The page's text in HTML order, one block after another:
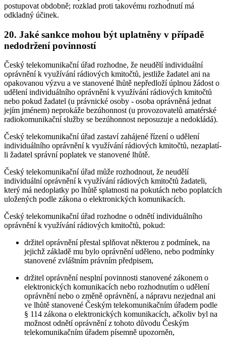
postupovat obdobně; rozklad proti takovému rozhodnutí má
odkladný účinek.
20. Jaké sankce mohou být uplatněny v případě
nedodržení povinností
Český telekomunikační úřad rozhodne, že neudělí individuální
oprávnění k využívání rádiových kmitočtů, jestliže žadatel ani na
opakovanou výzvu a ve stanovené lhůtě nepředloží úplnou žádost o
udělení individuálního oprávnění k využívání rádiových kmitočtů
nebo pokud žadatel (u právnické osoby - osoba oprávněná jednat
jejím jménem) neprokáže bezúhonnost (u provozovatelů amatérské
radiokomunikační služby se bezúhonnost neposuzuje a nedokládá).
Český telekomunikační úřad zastaví zahájené řízení o udělení
individuálního oprávnění k využívání rádiových kmitočtů, nezaplatí-
li žadatel správní poplatek ve stanovené lhůtě.
Český telekomunikační úřad může rozhodnout, že neudělí
individuální oprávnění k využívání rádiových kmitočtů žadateli,
který má nedoplatky po lhůtě splatnosti na pokutách nebo poplatcích
uložených podle zákona o elektronických komunikacích.
Český telekomunikační úřad rozhodne o odnětí individuálního
oprávnění k využívání rádiových kmitočtů, pokud:
držitel oprávnění přestal splňovat některou z podmínek, na
jejichž základě mu bylo oprávnění uděleno, nebo podmínky
stanovené zvláštním právním předpisem,
držitel oprávnění nesplní povinnosti stanovené zákonem o
elektronických komunikacích nebo rozhodnutím o udělení
oprávnění nebo o změně oprávnění, a nápravu nezjednal ani
ve lhůtě stanovené Českým telekomunikačním úřadem podle
§ 114 zákona o elektronických komunikacích, ačkoliv byl na
možnost odnětí oprávnění z tohoto důvodu Českým
telekomunikačním úřadem písemně upozorněn,